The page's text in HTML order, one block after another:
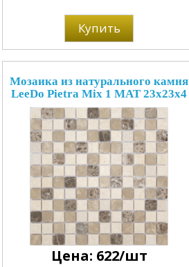
Купить
Мозаика из натурального камня
LeeDo Pietra Mix 1 MAT 23x23x4
Цена: 622/шт